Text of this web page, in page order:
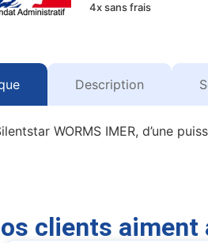
4x sans frais
Description
WORMS IMER, d’une
clients aiment